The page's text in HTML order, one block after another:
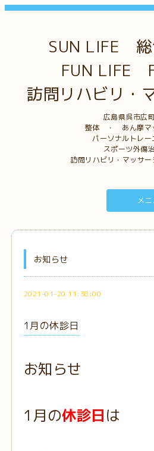
SUN LIFE
FUN LIFE
訪問リハビリ・
広島県呉市広
整体 ・ あん摩マ
パーソナルトレー
スポーツ外傷
訪問リハビリ・マッサ
メニ
お知らせ
2021-01-20 11:38:00
1月の休診日
お知らせ
1月の休診日は